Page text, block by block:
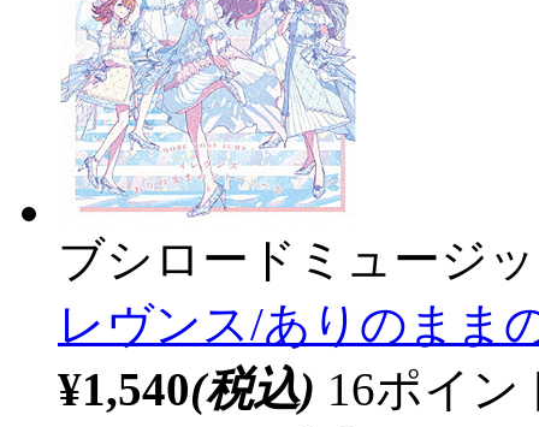
ブシロードミュージ
レヴンス/ありのまま
¥1,540(税込) 16ポイ